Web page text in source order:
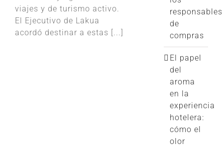
viajes y de turismo activo.
El Ejecutivo de Lakua
acordó destinar a estas [...]
responsables
de
compras
El papel
del
aroma
en la
experiencia
hotelera:
cómo el
olor